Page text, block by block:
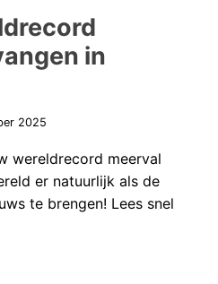
in
2025
wereldrecord meerval
er natuurlijk als de
te brengen! Lees snel